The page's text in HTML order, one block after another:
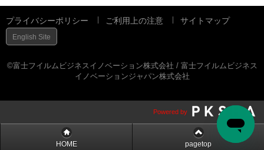
プライバシーポリシー ご利用上の注意 サイトマップ
English Site
©富士フイルムビジネスイノベーション株式会社 / 富士フイルムビジネス
イノベーションジャパン株式会社
Powered by
HOME pagetop